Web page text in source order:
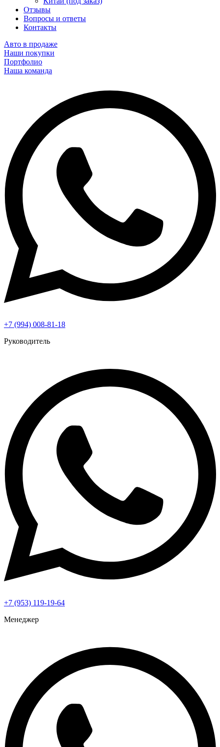
Отзывы
Вопросы и ответы
Контакты
Авто в продаже
Наши покупки
Портфолио
Наша команда
+7 (994) 008-81-18
Руководитель
+7 (953) 119-19-64
Менеджер